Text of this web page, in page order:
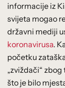
informacije iz
svijeta mogao
državni mediji
koronavirusa.
početku
„zviždači“
što je bilo